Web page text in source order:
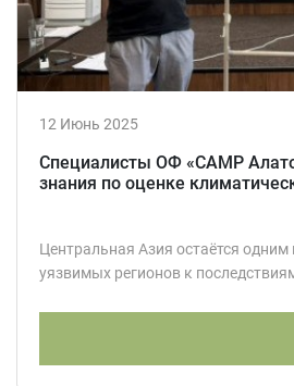
12 Июнь 2025
Специалисты ОФ «САМР
знания по оценке
Центральная Азия остаётся одним
уязвимых регионов к